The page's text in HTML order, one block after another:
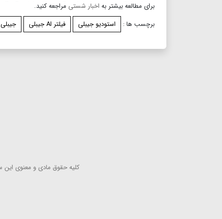
برای مطالعه بیشتر به اخبار شستی مراجعه کنید.
برچسب ها :
استودیو جیبلی فیلتر AI جیبلی جیبلی
كلیه حقوق مادی و معنوی این